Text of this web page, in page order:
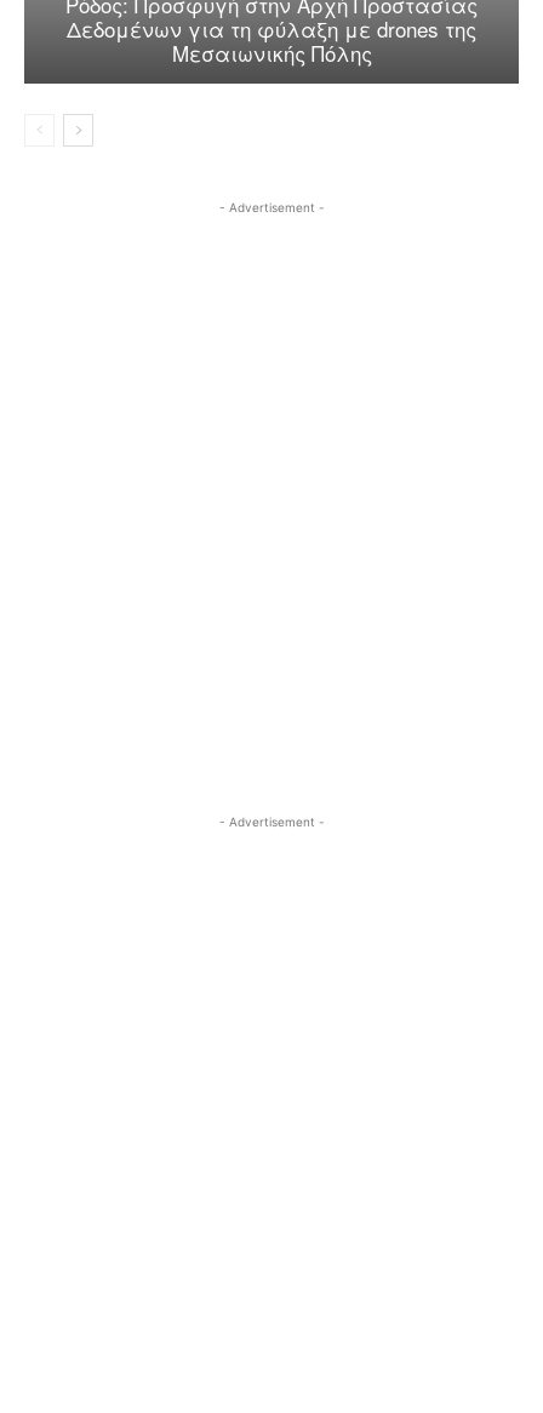
Δεδομένων για τη φύλαξη με drones της
Μεσαιωνικής Πόλης
- Advertisement -
- Advertisement -